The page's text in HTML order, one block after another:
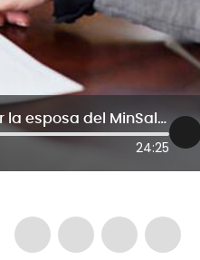
Hablan funcionarios presionados a firmar contrato por la esposa del MinSalud
24:25